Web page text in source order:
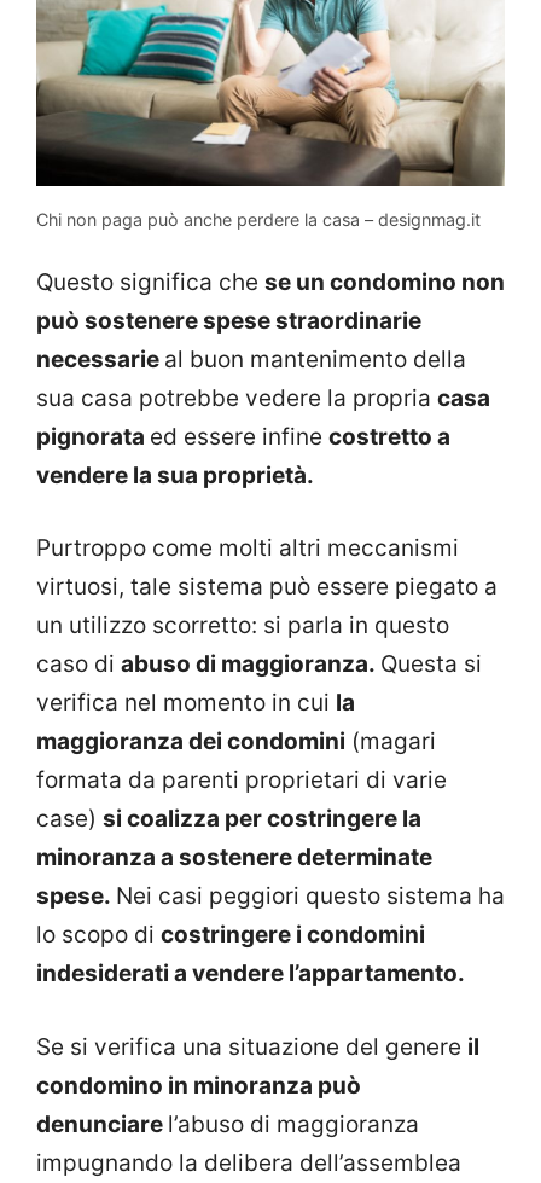
Chi non paga può anche perdere la casa – designmag.it
Questo significa che se un condomino non
può sostenere spese straordinarie
necessarie al buon mantenimento della
sua casa potrebbe vedere la propria casa
pignorata ed essere infine costretto a
vendere la sua proprietà.
Purtroppo come molti altri meccanismi
virtuosi, tale sistema può essere piegato a
un utilizzo scorretto: si parla in questo
caso di abuso di maggioranza. Questa si
verifica nel momento in cui la
maggioranza dei condomini (magari
formata da parenti proprietari di varie
case) si coalizza per costringere la
minoranza a sostenere determinate
spese. Nei casi peggiori questo sistema ha
lo scopo di costringere i condomini
indesiderati a vendere l’appartamento.
Se si verifica una situazione del genere il
condomino in minoranza può
denunciare l’abuso di maggioranza
impugnando la delibera dell’assemblea